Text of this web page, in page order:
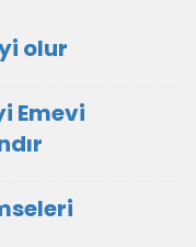
olur
Emevi